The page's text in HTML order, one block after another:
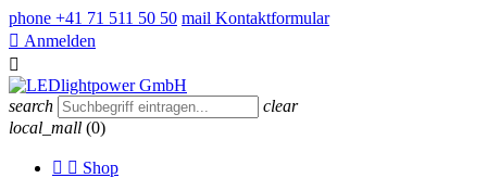
phone +41 71 511 50 50 mail Kontaktformular
 Anmelden

search
clear
local_mall (0)
  Shop